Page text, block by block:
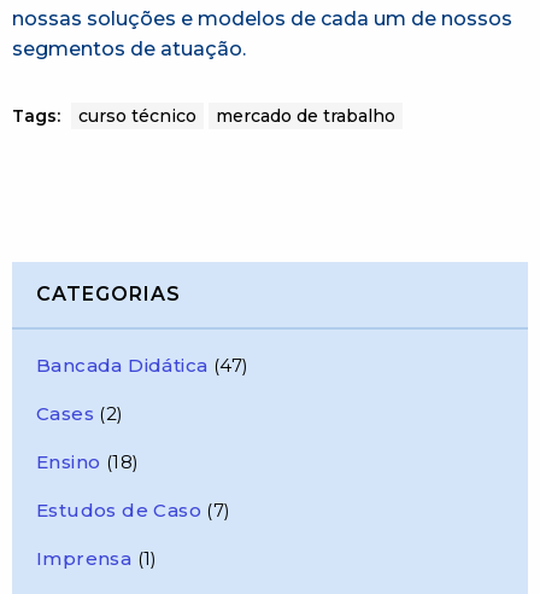
nossas soluções e modelos de cada um de nossos
segmentos de atuação.
Tags: curso técnico mercado de trabalho
CATEGORIAS
Bancada Didática (47)
Cases (2)
Ensino (18)
Estudos de Caso (7)
Imprensa (1)